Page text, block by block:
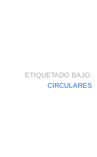
ETIQUETADO BAJO:
CIRCULARES